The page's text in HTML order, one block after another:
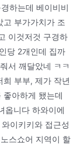
하는데 베이비비
고 부가가치가 조
이것저것 구경하
당 2개인데 집까
서 깨달았네 ㅋㅋ
부부, 제가 작년
아하게 됐는데
옵니다 하와이에
이키키와 접근성
스쇼어 지역이 할